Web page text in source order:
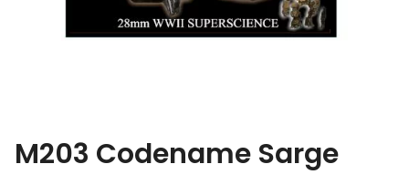
M203 Codename Sarge